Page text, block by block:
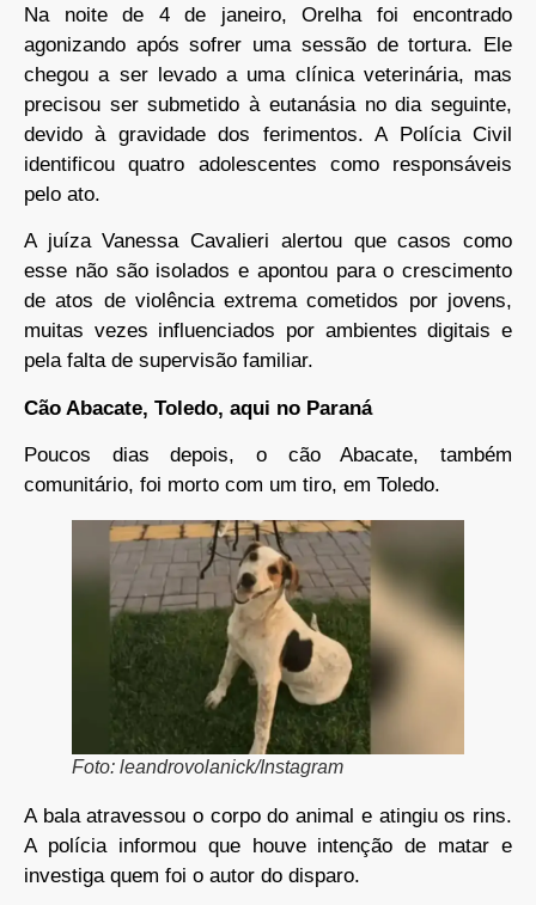
Na noite de 4 de janeiro, Orelha foi encontrado
agonizando após sofrer uma sessão de tortura. Ele
chegou a ser levado a uma clínica veterinária, mas
precisou ser submetido à eutanásia no dia seguinte,
devido à gravidade dos ferimentos. A Polícia Civil
identificou quatro adolescentes como responsáveis
pelo ato.
A juíza Vanessa Cavalieri alertou que casos como
esse não são isolados e apontou para o crescimento
de atos de violência extrema cometidos por jovens,
muitas vezes influenciados por ambientes digitais e
pela falta de supervisão familiar.
Cão Abacate, Toledo, aqui no Paraná
Poucos dias depois, o cão Abacate, também
comunitário, foi morto com um tiro, em Toledo.
Foto: leandrovolanick/Instagram
A bala atravessou o corpo do animal e atingiu os rins.
A polícia informou que houve intenção de matar e
investiga quem foi o autor do disparo.